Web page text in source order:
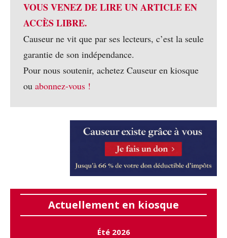
VOUS VENEZ DE LIRE UN ARTICLE EN
ACCÈS LIBRE.
Causeur ne vit que par ses lecteurs, c’est la seule
garantie de son indépendance.
Pour nous soutenir, achetez Causeur en kiosque
ou abonnez-vous !
Actuellement en kiosque
Été 2026